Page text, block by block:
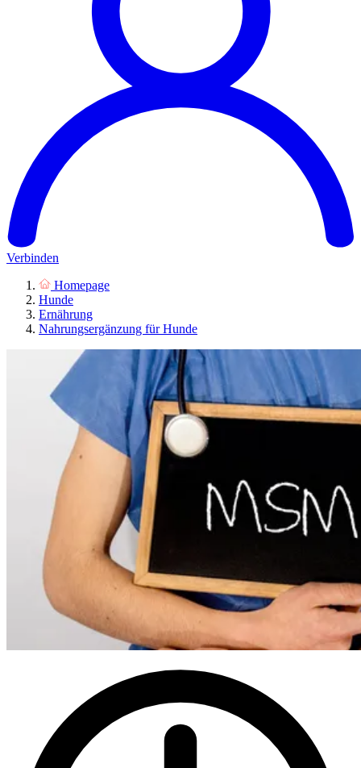
Verbinden
Homepage
Hunde
Ernährung
Nahrungsergänzung für Hunde